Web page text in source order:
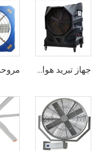
جهاز تبريد هواء بخاري محمول صناعي بقوة 750 واط